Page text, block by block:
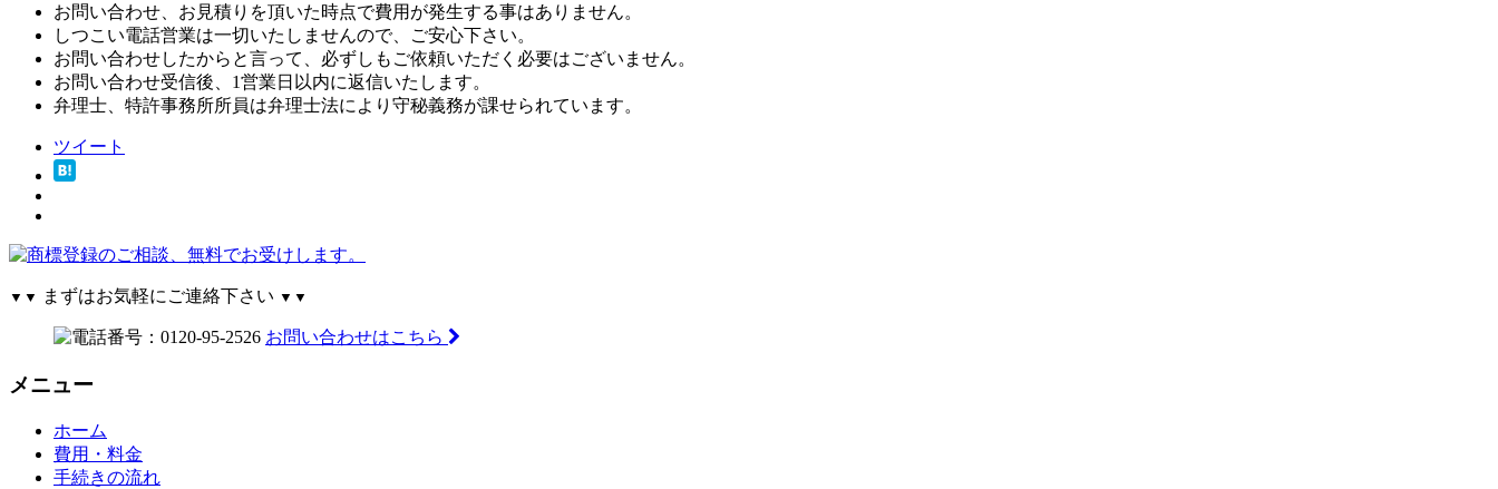
お問い合わせ、お見積りを頂いた時点で費用が発生する事はありません。
しつこい電話営業は一切いたしませんので、ご安心下さい。
お問い合わせしたからと言って、必ずしもご依頼いただく必要はございません。
お問い合わせ受信後、1営業日以内に返信いたします。
弁理士、特許事務所所員は弁理士法により守秘義務が課せられています。
ツイート
▼▼ まずはお気軽にご連絡下さい ▼▼
お問い合わせはこちら
メニュー
ホーム
費用・料金
手続きの流れ